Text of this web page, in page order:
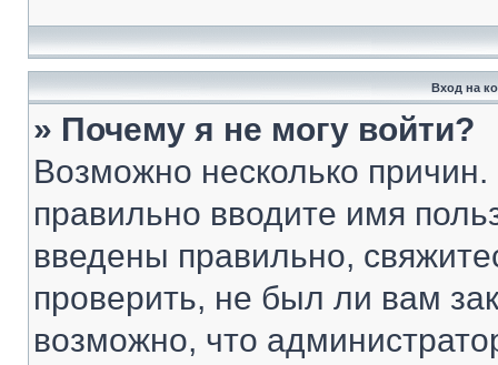
Вход на
» Почему я не могу войти?
Возможно несколько
правильно вводите имя
введены правильно,
проверить, не был ли вам
возможно, что